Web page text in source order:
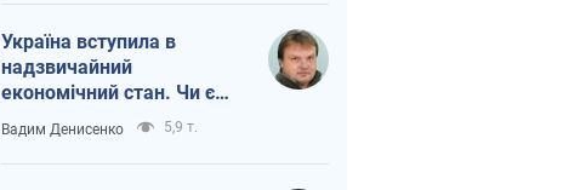
Україна вступила в
надзвичайний
економічний стан. Чи є
світло вкінці тунелю?
Вадим Денисенко 5,9 т.